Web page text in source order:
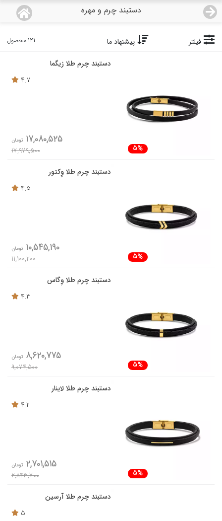
دستبند چرم و مهره
منو
نمایندگی ها
تماس با ما
فیلتر پیشنهاد ما 121 محصول
دستبند چرم طلا زیگما
4.7
5%
17,080,525 تومان
17,979,500
دستبند چرم طلا وِکتور
4.5
5%
10,545,190 تومان
11,100,200
دستبند چرم طلا وِگاس
4.3
5%
8,620,775 تومان
9,074,500
دستبند چرم طلا لاینار
4.2
5%
2,701,515 تومان
2,843,700
دستبند چرم طلا آرسین
5